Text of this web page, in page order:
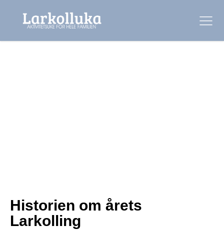
Historien om årets
Larkolling